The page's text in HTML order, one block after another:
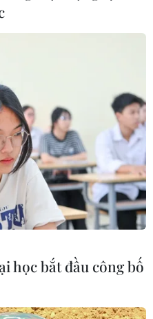
học bắt đầu công bố